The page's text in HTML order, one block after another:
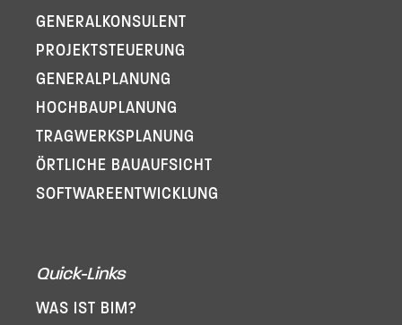
GENERAL­KONSULENT
PROJEKT­STEUERUNG
GENERAL­PLANUNG
HOCHBAUPLANUNG
TRAGWERKSPLANUNG
ÖRTLICHE BAUAUFSICHT
SOFTWARE­ENTWICKLUNG
Quick-Links
WAS IST BIM?